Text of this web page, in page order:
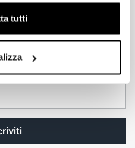
tuttinostra newsletter.